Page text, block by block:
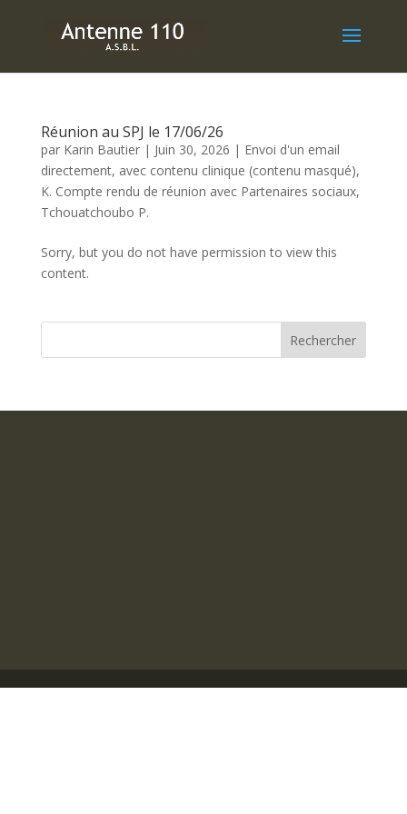
Réunion au SPJ le 17/06/26
par Karin Bautier| Juin 30, 2026 | Envoi d'un email
directement, avec contenu clinique (contenu masqué),
K. Compte rendu de réunion avec Partenaires sociaux,
Tchouatchoubo P.
Sorry, but you do not have permission to view this
content.
Rechercher